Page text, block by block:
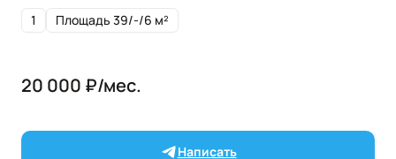
1 Площадь 39/-/6 м²
20 000 ₽/мес.
Написать